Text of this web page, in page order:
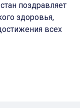
поздравляет
здоровья,
всех